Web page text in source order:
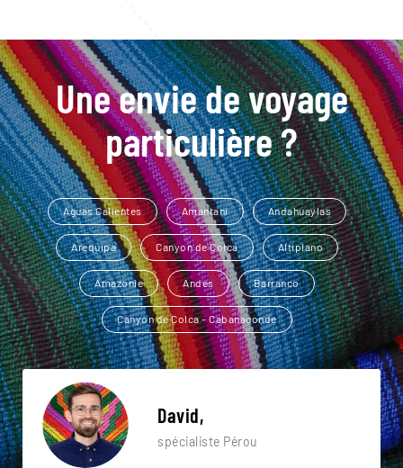
Une envie de voyage
particulière ?
Aguas Calientes Amantani Andahuaylas
Arequipa Canyon de Colca Altiplano
Amazonie Andes Barranco
Canyon de Colca - Cabanaconde
David,
spécialiste Pérou